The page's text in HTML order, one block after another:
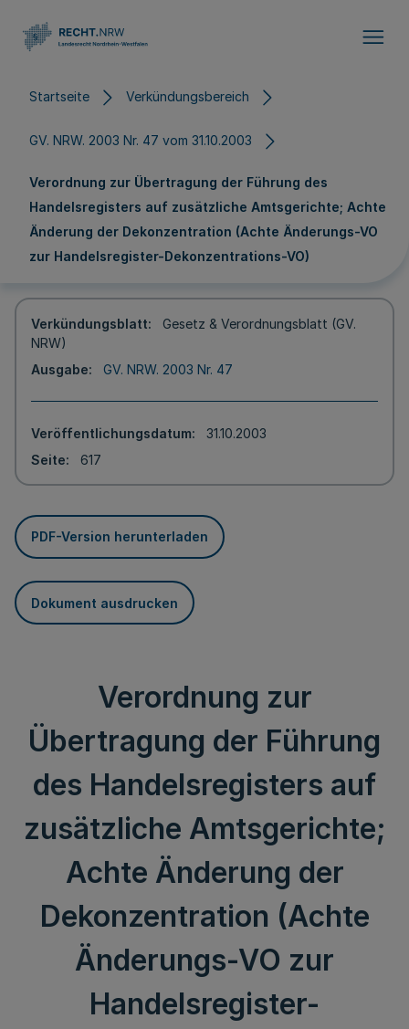
Startseite Verkündungsbereich
GV. NRW. 2003 Nr. 47 vom 31.10.2003
Verordnung zur Übertragung der Führung des
Handelsregisters auf zusätzliche Amtsgerichte; Achte
Änderung der Dekonzentration (Achte Änderungs-VO
zur Handelsregister-Dekonzentrations-VO)
Verkündungsblatt
Gesetz & Verordnungsblatt (GV.
NRW)
Ausgabe
GV. NRW. 2003 Nr. 47
Veröffentlichungsdatum
31.10.2003
Seite
617
PDF-Version herunterladen
Dokument ausdrucken
Verordnung zur
Übertragung der Führung
des Handelsregisters auf
zusätzliche Amtsgerichte;
Achte Änderung der
Dekonzentration (Achte
Änderungs-VO zur
Handelsregister-